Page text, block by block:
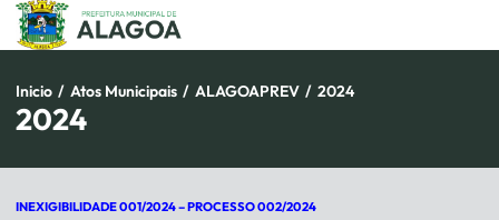
Pular
para
conteúdo
Inicio / Atos Municipais / ALAGOAPREV / 2024
2024
INEXIGIBILIDADE 001/2024 –PROCESSO 002/2024